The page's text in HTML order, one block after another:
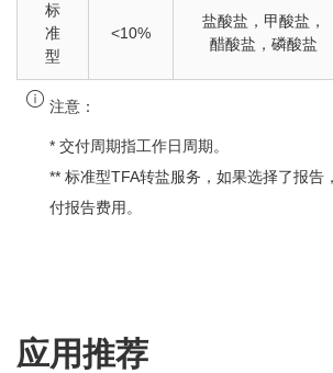
标
准
型
<10%
盐酸盐，甲酸盐，
醋酸盐，磷酸盐
注意：
* 交付周期指工作日周期。
** 标准型TFA转盐服务，如果选择了报告
付报告费用。
应用推荐